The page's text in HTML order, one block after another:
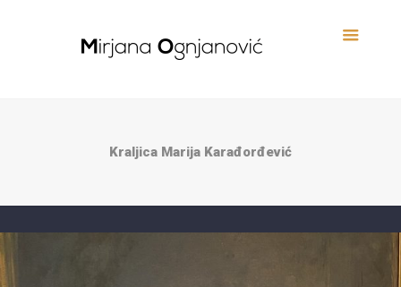
Kraljica Marija Karađorđević